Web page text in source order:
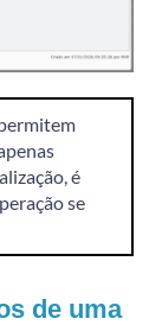
é
se
de uma